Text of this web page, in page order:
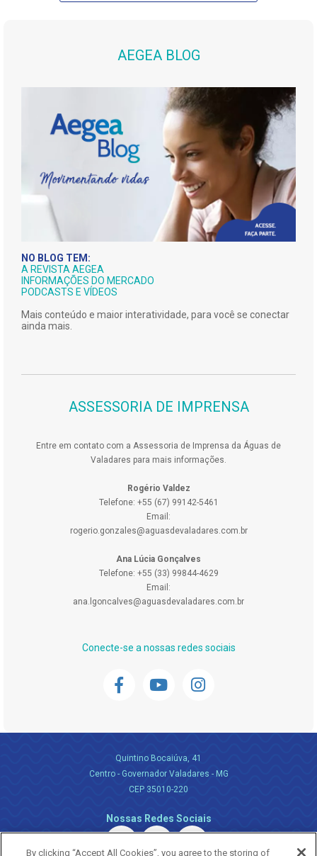
AEGEA BLOG
NO BLOG TEM:
A REVISTA AEGEA
INFORMAÇÕES DO MERCADO
PODCASTS E VÍDEOS
Mais conteúdo e maior interatividade, para você se conectar
ainda mais.
ASSESSORIA DE IMPRENSA
Entre em contato com a Assessoria de Imprensa da Águas de
Valadares para mais informações.
Rogério Valdez
Telefone: +55 (67) 99142-5461
Email:
rogerio.gonzales@aguasdevaladares.com.br
Ana Lúcia Gonçalves
Telefone: +55 (33) 99844-4629
Email:
ana.lgoncalves@aguasdevaladares.com.br
Conecte-se a nossas redes sociais
Quintino Bocaiúva, 41
Centro - Governador Valadares - MG
CEP 35010-220
Nossas Redes Sociais
By clicking “Accept All Cookies”, you agree to the storing of